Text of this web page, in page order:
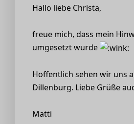
Hallo liebe Christa,
freue mich, dass mein
umgesetzt wurde
Hoffentlich sehen wir uns
Dillenburg. Liebe Grüße
Matti